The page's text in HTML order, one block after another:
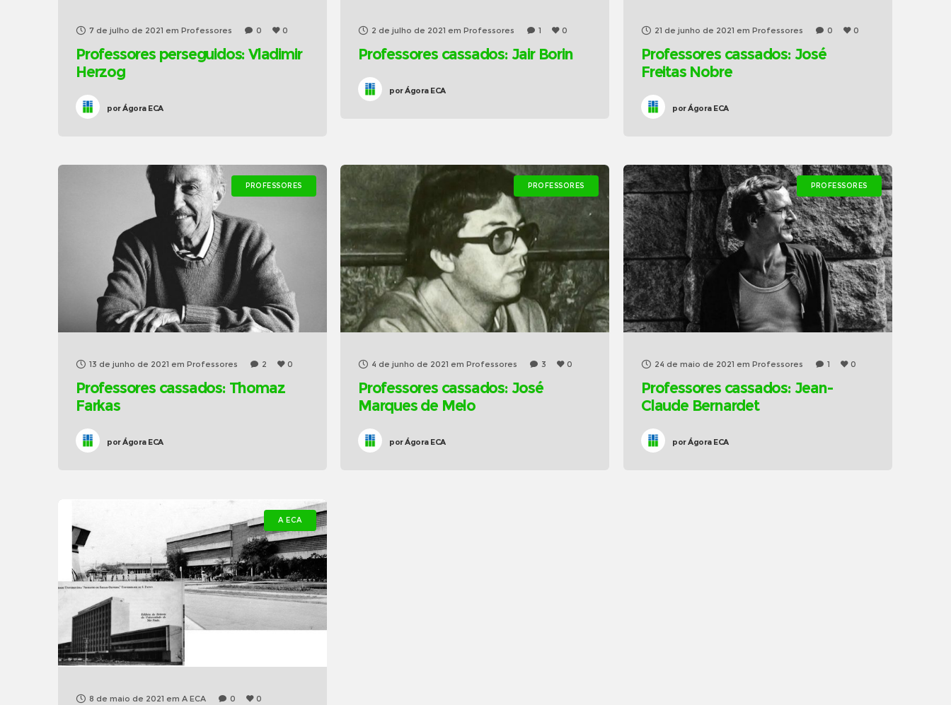
7 de julho de 2021 em Professores 0 0
Professores perseguidos: Vladimir
Herzog
porÁgora ECA
2 de julho de 2021 em Professores 1 0
Professores cassados: Jair Borin
porÁgora ECA
21 de junho de 2021 em Professores 0 0
Professores cassados: José
Freitas Nobre
porÁgora ECA
PROFESSORES
13 de junho de 2021 em Professores 2 0
Professores cassados: Thomaz
Farkas
porÁgora ECA
PROFESSORES
4 de junho de 2021 em Professores 3 0
Professores cassados: José
Marques de Melo
porÁgora ECA
PROFESSORES
24 de maio de 2021 em Professores 1 0
Professores cassados: Jean-
Claude Bernardet
porÁgora ECA
A ECA
8 de maio de 2021 em A ECA 0 0